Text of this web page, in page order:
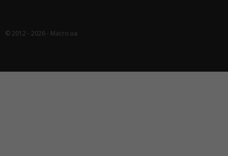
© 2012 - 2026 - Macro.ua